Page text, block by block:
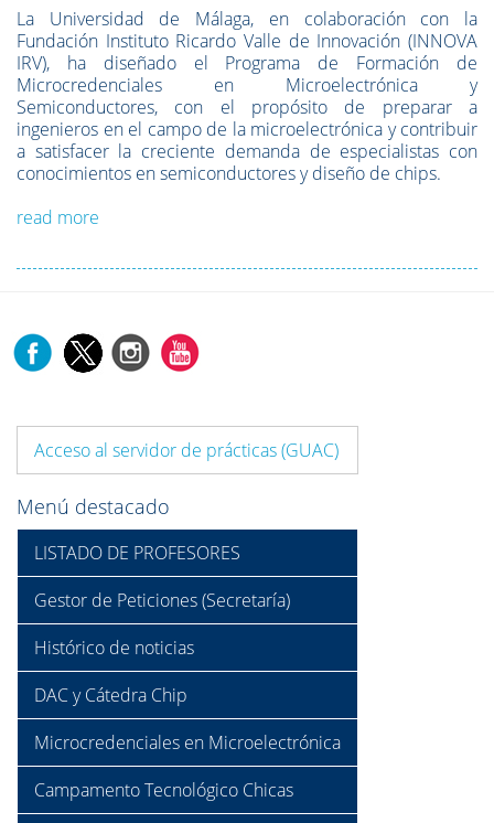
La Universidad de Málaga, en colaboración con la
Fundación Instituto Ricardo Valle de Innovación (INNOVA
IRV), ha diseñado el Programa de Formación de
Microcredenciales en Microelectrónica y
Semiconductores, con el propósito de preparar a
ingenieros en el campo de la microelectrónica y contribuir
a satisfacer la creciente demanda de especialistas con
conocimientos en semiconductores y diseño de chips.
read more
Acceso al servidor de prácticas (GUAC)
Menú destacado
LISTADO DE PROFESORES
Gestor de Peticiones (Secretaría)
Histórico de noticias
DAC y Cátedra Chip
Microcredenciales en Microelectrónica
Campamento Tecnológico Chicas